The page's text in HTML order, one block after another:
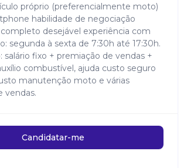
próprio (preferencialmente moto)
habilidade de negociação
desejável experiência com
segunda à sexta de 7:30h até 17:30h.
salário fixo + premiação de vendas +
combustível, ajuda custo seguro
manutenção moto e várias
vendas.
Candidatar-me